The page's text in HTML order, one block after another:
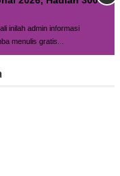
inilah admin informasi
menulis gratis...